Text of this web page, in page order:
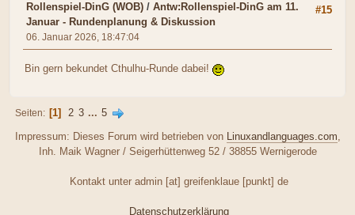
#15
Rollenspiel-DinG (WOB) / Antw:Rollenspiel-DinG am 11.
Januar - Rundenplanung & Diskussion
06. Januar 2026, 18:47:04
Bin gern bekundet Cthulhu-Runde dabei!
Seiten 1 2 3 ... 5
Impressum: Dieses Forum wird betrieben von Linuxandlanguages.com,
Inh. Maik Wagner / Seigerhüttenweg 52 / 38855 Wernigerode
Kontakt unter admin [at] greifenklaue [punkt] de
Datenschutzerklärung